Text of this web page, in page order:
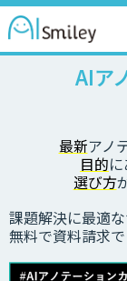
AIア
最新アノ
目的
選び方
課題解決に最適
無料で資料請求で